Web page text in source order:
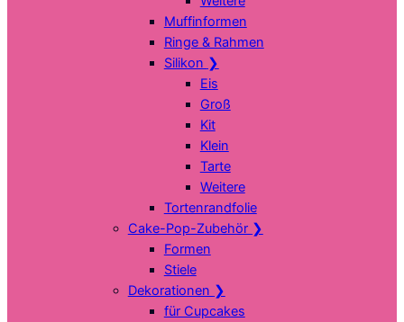
Muffinformen
Ringe & Rahmen
Silikon ❯
Eis
Groß
Kit
Klein
Tarte
Weitere
Tortenrandfolie
Cake-Pop-Zubehör ❯
Formen
Stiele
Dekorationen ❯
für Cupcakes